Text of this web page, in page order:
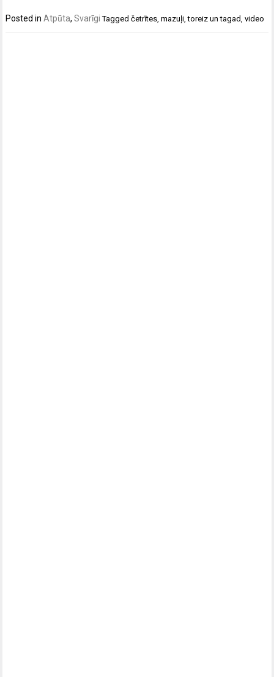
Posted inAtpūta,Svarīgi Taggedčetrītes ,mazuļi ,toreiz un tagad ,video